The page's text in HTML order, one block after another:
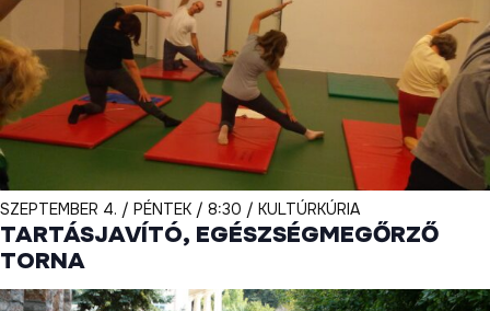
SZEPTEMBER 4. / PÉNTEK / 8:30 / KULTÚRKÚRIA
TARTÁSJAVÍTÓ, EGÉSZSÉGMEGŐRZŐ
TORNA